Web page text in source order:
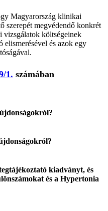
Magyarország klinikai
szerepét megvédendő konkrét
vizsgálatok költségeinek
elismerésével és azok egy
1. számában
kiadványt, és
és a Hypertonia